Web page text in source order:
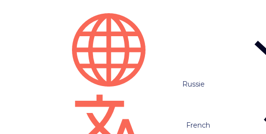
Russie
French